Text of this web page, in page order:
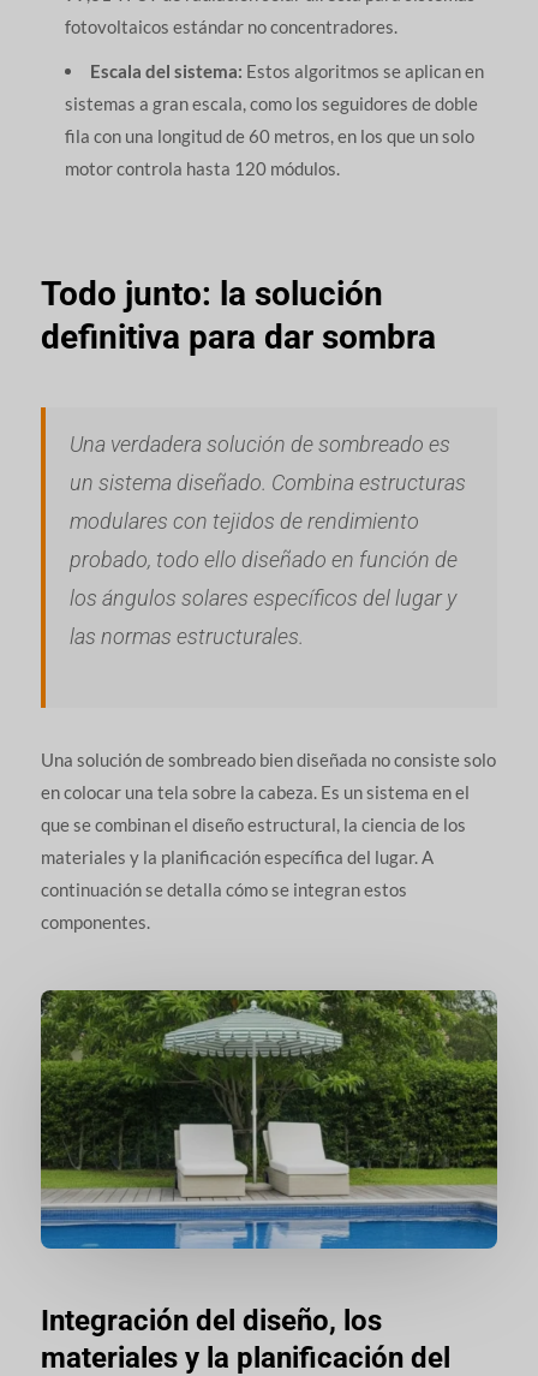
fotovoltaicos estándar no concentradores.
Escala del sistema: Estos algoritmos se aplican en
sistemas a gran escala, como los seguidores de doble
fila con una longitud de 60 metros, en los que un solo
motor controla hasta 120 módulos.
Todo junto: la solución
definitiva para dar sombra
Una verdadera solución de sombreado es
un sistema diseñado. Combina estructuras
modulares con tejidos de rendimiento
probado, todo ello diseñado en función de
los ángulos solares específicos del lugar y
las normas estructurales.
Una solución de sombreado bien diseñada no consiste solo
en colocar una tela sobre la cabeza. Es un sistema en el
que se combinan el diseño estructural, la ciencia de los
materiales y la planificación específica del lugar. A
continuación se detalla cómo se integran estos
componentes.
Integración del diseño, los
materiales y la planificación del